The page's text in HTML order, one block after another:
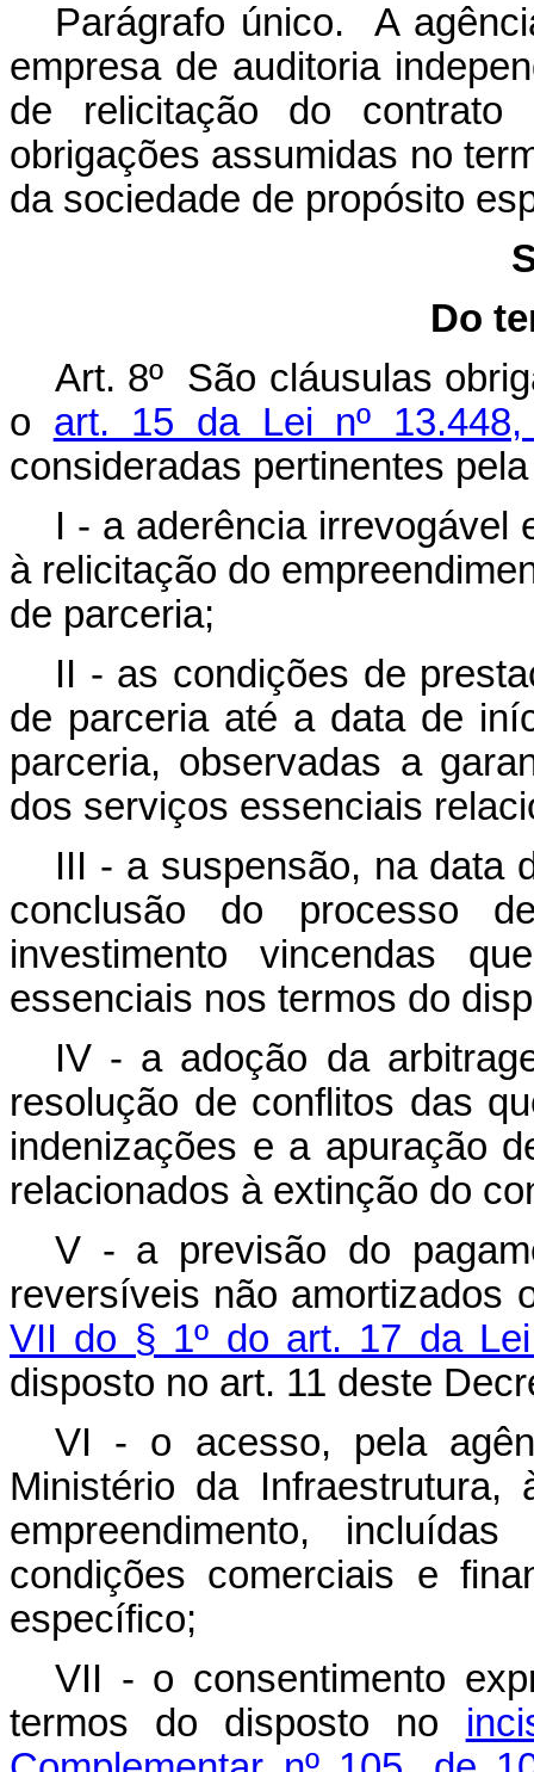
Parágrafo único. A
empresa de auditoria
de relicitação do contrato
obrigações assumidas no
da sociedade de propósito
Do
Art. 8º São cláusulas
o art. 15 da Lei nº
consideradas pertinentes
I - a aderência irrevogável
à relicitação do
de parceria;
II - as condições de
de parceria até a data de
parceria, observadas a
dos serviços essenciais
III - a suspensão, na data
conclusão do processo
investimento vincendas
essenciais nos termos do
IV - a adoção da
resolução de conflitos das
indenizações e a apuração
relacionados à extinção do
V - a previsão do
reversíveis não amortizados
VII do § 1º do art. 17 da
disposto no art. 11 deste
VI - o acesso, pela
Ministério da
empreendimento,
condições comerciais e
específico;
VII - o consentimento
termos do disposto no